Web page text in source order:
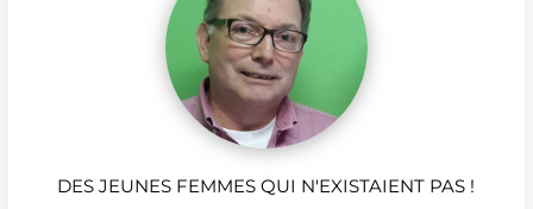
DES JEUNES FEMMES QUI N'EXISTAIENT PAS !